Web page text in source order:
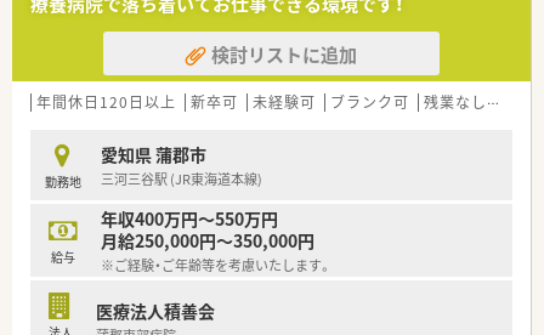
≪働きやすい職場環境です≫
■日勤は08:30～17:30、残業はほとんどありません。
■託児施設がありますので子育て中のママさんも働きやすい環
境です。
■面接前に施設見学のみも可能！いきなり面接は不安・・という方
検討リストに追加
年間休日120日以上 新卒可 未経験可 ブランク可 残業なし(ほぼなし含む)
勤務地
愛知県 蒲郡市
三河三谷駅 (JR東海道本線)
給与
年収400万円～550万円
月給250,000円～350,000円
※ご経験・ご年齢等を考慮いたします。
医療法人積善会